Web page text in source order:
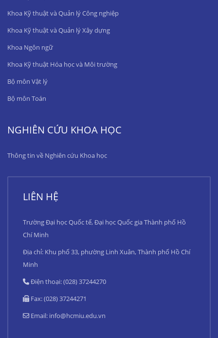
Khoa Kỹ thuật và Quản lý Công nghiệp
Khoa Kỹ thuật và Quản lý Xây dựng
Khoa Ngôn ngữ
Khoa Kỹ thuật Hóa học và Môi trường
Bộ môn Vật lý
Bộ môn Toán
NGHIÊN CỨU KHOA HỌC
Thông tin về Nghiên cứu Khoa học
LIÊN HỆ
Trường Đại học Quốc tế, Đại học Quốc gia Thành phố Hồ
Chí Minh
Địa chỉ: Khu phố 33, phường Linh Xuân, Thành phố Hồ Chí
Minh
Điện thoại: (028) 37244270
Fax: (028) 37244271
Email: info@hcmiu.edu.vn